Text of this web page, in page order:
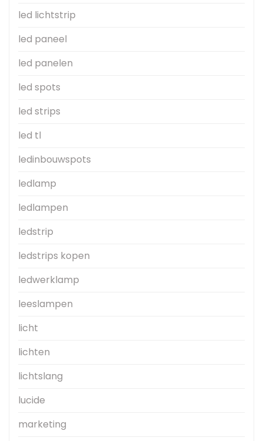
led lichtstrip
led paneel
led panelen
led spots
led strips
led tl
ledinbouwspots
ledlamp
ledlampen
ledstrip
ledstrips kopen
ledwerklamp
leeslampen
licht
lichten
lichtslang
lucide
marketing